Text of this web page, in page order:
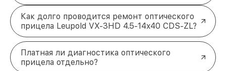
Как долго проводится ремонт оптического
прицела Leupold VX-3HD 4.5-14x40 CDS-ZL?
Платная ли диагностика оптического
прицела отдельно?